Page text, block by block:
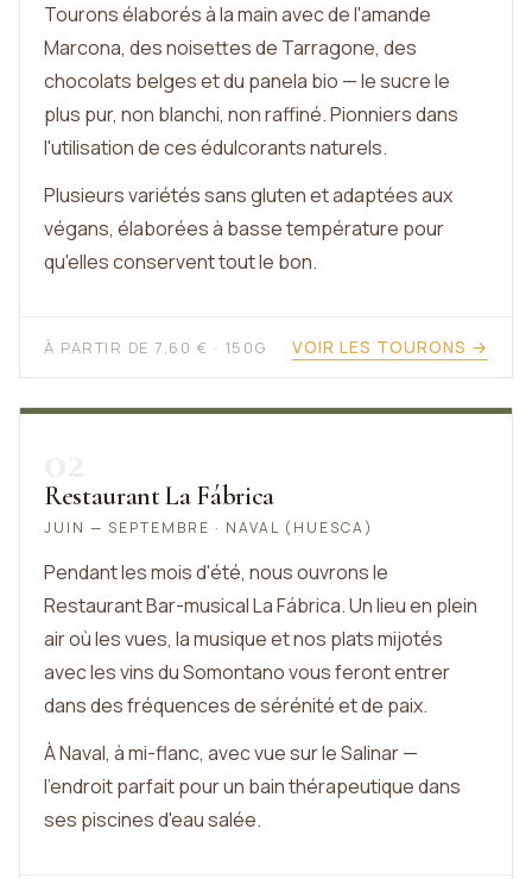
Tourons élaborés à la main avec de l'amande
Marcona, des noisettes de Tarragone, des
chocolats belges et du panela bio — le sucre le
plus pur, non blanchi, non raffiné. Pionniers dans
l'utilisation de ces édulcorants naturels.
Plusieurs variétés sans gluten et adaptées aux
végans, élaborées à basse température pour
qu'elles conservent tout le bon.
À PARTIR DE 7,60 € · 150G VOIR LES TOURONS →
Restaurant La Fábrica
JUIN — SEPTEMBRE · NAVAL (HUESCA)
Pendant les mois d'été, nous ouvrons le
Restaurant Bar-musical La Fábrica. Un lieu en plein
air où les vues, la musique et nos plats mijotés
avec les vins du Somontano vous feront entrer
dans des fréquences de sérénité et de paix.
À Naval, à mi-flanc, avec vue sur le Salinar —
l'endroit parfait pour un bain thérapeutique dans
ses piscines d'eau salée.